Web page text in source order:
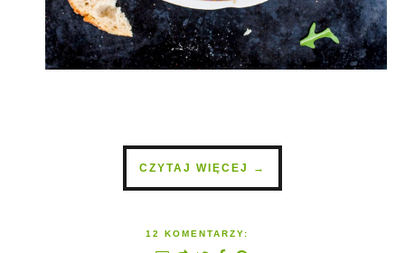
CZYTAJ WIĘCEJ →
12 KOMENTARZY: